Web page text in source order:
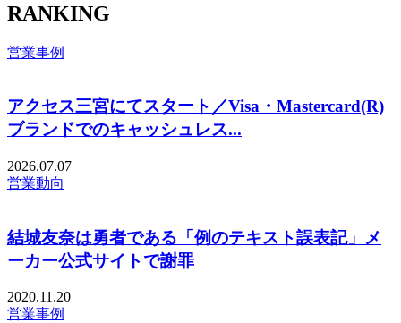
RANKING
営業事例
アクセス三宮にてスタート／Visa・Mastercard(R)
ブランドでのキャッシュレス...
2026.07.07
営業動向
結城友奈は勇者である「例のテキスト誤表記」メ
ーカー公式サイトで謝罪
2020.11.20
営業事例